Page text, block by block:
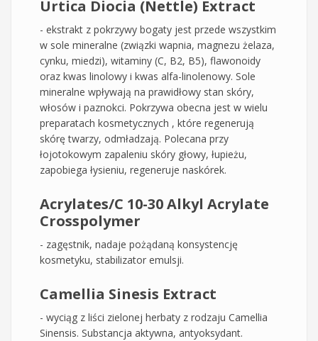
Urtica Diocia (Nettle) Extract
- ekstrakt z pokrzywy bogaty jest przede wszystkim
w sole mineralne (związki wapnia, magnezu żelaza,
cynku, miedzi), witaminy (C, B2, B5), flawonoidy
oraz kwas linolowy i kwas alfa-linolenowy. Sole
mineralne wpływają na prawidłowy stan skóry,
włosów i paznokci. Pokrzywa obecna jest w wielu
preparatach kosmetycznych , które regenerują
skórę twarzy, odmładzają. Polecana przy
łojotokowym zapaleniu skóry głowy, łupieżu,
zapobiega łysieniu, regeneruje naskórek.
Acrylates/C 10-30 Alkyl Acrylate
Crosspolymer
- zagęstnik, nadaje pożądaną konsystencję
kosmetyku, stabilizator emulsji.
Camellia Sinesis Extract
- wyciąg z liści zielonej herbaty z rodzaju Camellia
Sinensis. Substancja aktywna, antyoksydant.